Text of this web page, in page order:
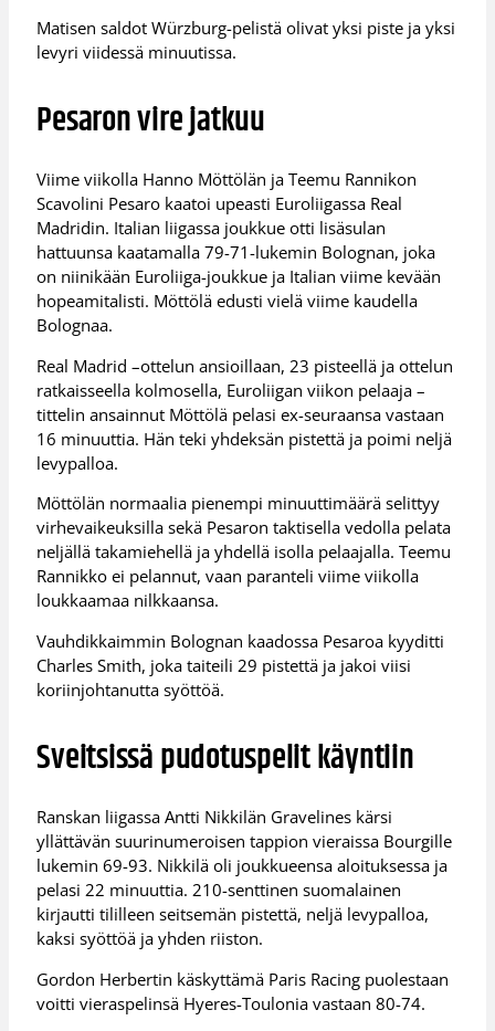
Matisen saldot Würzburg-pelistä olivat yksi piste ja yksi
levyri viidessä minuutissa.
Pesaron vire jatkuu
Viime viikolla Hanno Möttölän ja Teemu Rannikon
Scavolini Pesaro kaatoi upeasti Euroliigassa Real
Madridin. Italian liigassa joukkue otti lisäsulan
hattuunsa kaatamalla 79-71-lukemin Bolognan, joka
on niinikään Euroliiga-joukkue ja Italian viime kevään
hopeamitalisti. Möttölä edusti vielä viime kaudella
Bolognaa.
Real Madrid –ottelun ansioillaan, 23 pisteellä ja ottelun
ratkaisseella kolmosella, Euroliigan viikon pelaaja –
tittelin ansainnut Möttölä pelasi ex-seuraansa vastaan
16 minuuttia. Hän teki yhdeksän pistettä ja poimi neljä
levypalloa.
Möttölän normaalia pienempi minuuttimäärä selittyy
virhevaikeuksilla sekä Pesaron taktisella vedolla pelata
neljällä takamiehellä ja yhdellä isolla pelaajalla. Teemu
Rannikko ei pelannut, vaan paranteli viime viikolla
loukkaamaa nilkkaansa.
Vauhdikkaimmin Bolognan kaadossa Pesaroa kyyditti
Charles Smith, joka taiteili 29 pistettä ja jakoi viisi
koriinjohtanutta syöttöä.
Sveitsissä pudotuspelit käyntiin
Ranskan liigassa Antti Nikkilän Gravelines kärsi
yllättävän suurinumeroisen tappion vieraissa Bourgille
lukemin 69-93. Nikkilä oli joukkueensa aloituksessa ja
pelasi 22 minuuttia. 210-senttinen suomalainen
kirjautti tililleen seitsemän pistettä, neljä levypalloa,
kaksi syöttöä ja yhden riiston.
Gordon Herbertin käskyttämä Paris Racing puolestaan
voitti vieraspelinsä Hyeres-Toulonia vastaan 80-74.